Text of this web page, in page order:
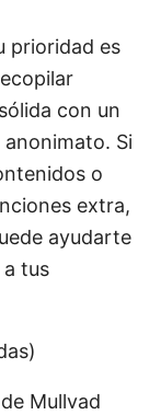
prioridad es
con un
Si
o
extra,
ayudarte
tus
Mullvad